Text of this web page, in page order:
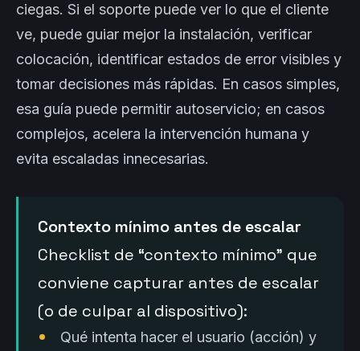
ciegas. Si el soporte puede ver lo que el cliente
ve, puede guiar mejor la instalación, verificar
colocación, identificar estados de error visibles y
tomar decisiones más rápidas. En casos simples,
esa guía puede permitir autoservicio; en casos
complejos, acelera la intervención humana y
evita escaladas innecesarias.
Contexto mínimo antes de escalar
Checklist de “contexto mínimo” que
conviene capturar antes de escalar
(o de culpar al dispositivo):
Qué intenta hacer el usuario (acción) y